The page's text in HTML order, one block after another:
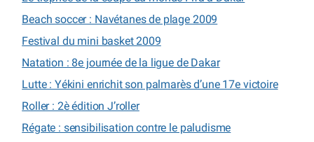
Beach soccer : Navétanes de plage 2009
Festival du mini basket 2009
Natation : 8e journée de la ligue de Dakar
Lutte : Yékini enrichit son palmarès d’une 17e victoire
Roller : 2è édition J’roller
Régate : sensibilisation contre le paludisme